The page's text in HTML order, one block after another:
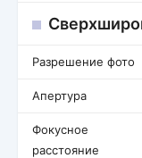
Разрешение фото
Апертура
Фокусное
расстояние